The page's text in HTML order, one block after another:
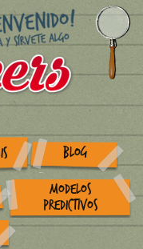
BLOG
MODELOS
PREDICTIVOS